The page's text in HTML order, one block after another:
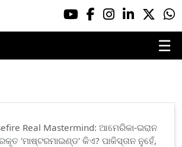
☰
Real Mastermind: ଆମେରିକା-ଇରାନ
'ମାଷ୍ଟରମାଇଣ୍ଡ' କିଏ? ପାକିସ୍ତାନ ନୁହେଁ,